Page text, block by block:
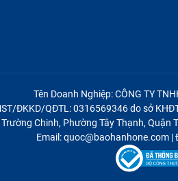
Tên Doanh Nghiệp: CÔNG TY
ĐKKD/QĐTL: 0316569346 do sở
Chinh, Phường Tây Thạnh, Quận
Email: quoc@baohanhone.com |